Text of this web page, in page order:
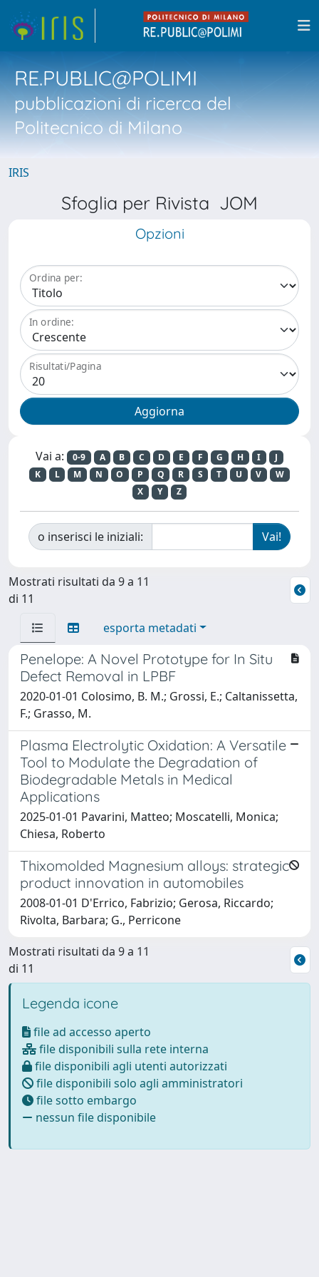
RE.PUBLIC@POLIMI
pubblicazioni di ricerca del
Politecnico di Milano
IRIS
Sfoglia per Rivista JOM
Opzioni
Ordina per:
In ordine:
Risultati/Pagina
Vai a: 0-9 A B C D E F G H I
J
K
L M N O P Q R S T U V
W
X
Y Z
o inserisci le iniziali:
Mostrati risultati da 9 a 11
di 11
esporta metadati
Penelope: A Novel Prototype for In Situ
Defect Removal in LPBF
2020-01-01 Colosimo, B. M.; Grossi, E.; Caltanissetta,
F.; Grasso, M.
Plasma Electrolytic Oxidation: A Versatile
Tool to Modulate the Degradation of
Biodegradable Metals in Medical
Applications
2025-01-01 Pavarini, Matteo; Moscatelli, Monica;
Chiesa, Roberto
Thixomolded Magnesium alloys: strategic
product innovation in automobiles
2008-01-01 D'Errico, Fabrizio; Gerosa, Riccardo;
Rivolta, Barbara; G., Perricone
Mostrati risultati da 9 a 11
di 11
Legenda icone
file ad accesso aperto
file disponibili sulla rete interna
file disponibili agli utenti autorizzati
file disponibili solo agli amministratori
file sotto embargo
nessun file disponibile